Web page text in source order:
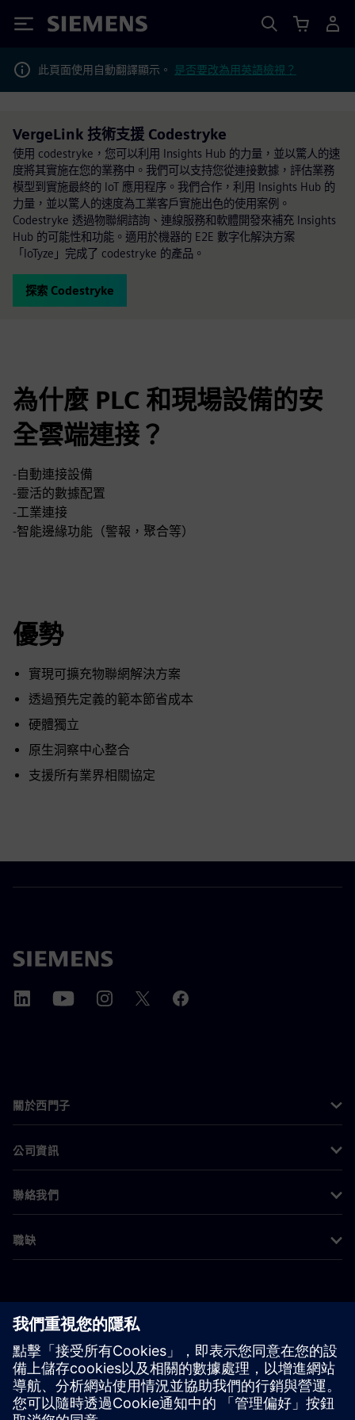
Siemens
此頁面使用自動翻譯顯示。 是否要改為用英語檢視？
VergeLink 技術支援 Codestryke
使用 codestryke，您可以利用 Insights Hub 的力量，並以驚人的速
度將其實施在您的業務中。我們可以支持您從連接數據，評估業務
模型到實施最終的 IoT 應用程序。我們合作，利用 Insights Hub 的
力量，並以驚人的速度為工業客戶實施出色的使用案例。
Codestryke 透過物聯網諮詢、連線服務和軟體開發來補充 Insights
Hub 的可能性和功能。適用於機器的 E2E 數字化解決方案
「IoTyze」完成了 codestryke 的產品。
探索 Codestryke
為什麼 PLC 和現場設備的安
全雲端連接？
-自動連接設備
-靈活的數據配置
-工業連接
-智能邊緣功能（警報，聚合等）
優勢
實現可擴充物聯網解決方案
透過預先定義的範本節省成本
硬體獨立
原生洞察中心整合
支援所有業界相關協定
關於西門子
公司資訊
聯絡我們
職缺
©Siemens2026
公司資訊
隱私權聲明